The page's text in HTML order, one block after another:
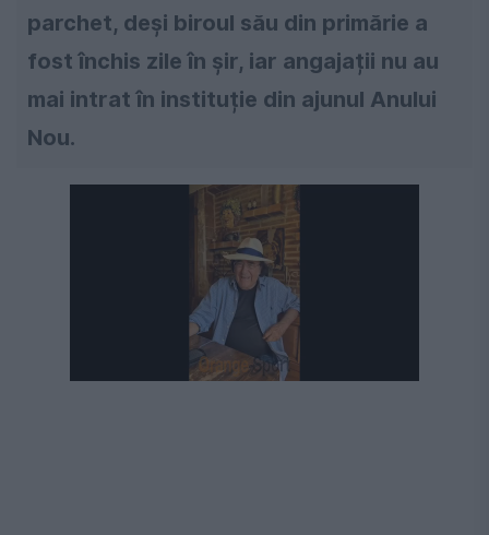
parchet, deși biroul său din primărie a
fost închis zile în șir, iar angajații nu au
mai intrat în instituție din ajunul Anului
Nou.